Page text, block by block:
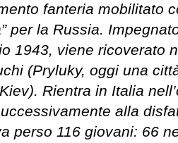
fanteria mobilitato
per la Russia.
1943, viene ricoverato
(Pryluky, oggi una
Rientra in Italia
alla
perso 116 giovani: 66